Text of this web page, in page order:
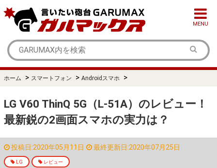
MENU
ホーム > スマートフォン > Androidスマホ >
LG V60 ThinQ 5G（L-51A）のレビュー！
最新鋭の2画面スマホの実力は？
投稿日:2020年05月11日 最終更新日:2020年07月25日
LG レビュー